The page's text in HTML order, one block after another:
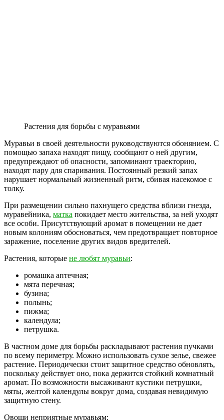
Растения для борьбы с муравьями
Муравьи в своей деятельности руководствуются обонянием. С
помощью запаха находят пищу, сообщают о ней другим,
предупреждают об опасности, запоминают траекторию,
находят пару для спаривания. Постоянный резкий запах
нарушает нормальный жизненный ритм, сбивая насекомое с
толку.
При размещении сильно пахнущего средства вблизи гнезда,
муравейника, матка покидает место жительства, за ней уходят
все особи. Присутствующий аромат в помещении не дает
новым колониям обосноваться, чем предотвращает повторное
заражение, поселение других видов вредителей.
Растения, которые не любят муравьи:
ромашка аптечная;
мята перечная;
бузина;
полынь;
пижма;
календула;
петрушка.
В частном доме для борьбы раскладывают растения пучками
по всему периметру. Можно использовать сухое зелье, свежее
растение. Периодически стоит защитное средство обновлять,
поскольку действует оно, пока держится стойкий комнатный
аромат. По возможности высаживают кустики петрушки,
мяты, желтой календулы вокруг дома, создавая невидимую
защитную стену.
Овощи неприятные муравьям: